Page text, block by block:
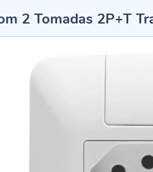
2 Tomadas 2P+T